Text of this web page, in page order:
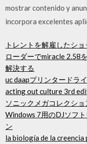
mostrar contenido y
incorpora excelentes
トレントを解雇したシ
ローダーでmiracle 2.58
解決する
uc daapプリンタードラ
acting out culture 3rd
ソニックメガコレクシ
Windows 7用のDJソフ
ン
la biología de la